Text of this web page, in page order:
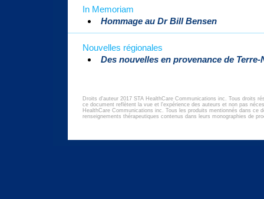
In Memoriam
Hommage au Dr Bill Bensen
Nouvelles régionales
Des nouvelles en provenance de
Droits d'auteur 2017 STA HealthCare Communications inc. Tous droits
ce document reflètent la vue et l'expérience des auteurs et non pas
HealthCare Communications inc. Tous les produits mentionnés dans ce
renseignements thérapeutiques contenus dans leurs monographies de